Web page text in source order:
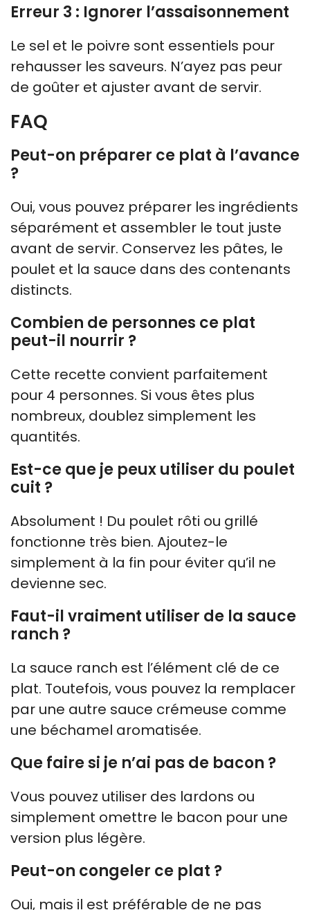
Erreur 3 : Ignorer l’assaisonnement
Le sel et le poivre sont essentiels pour
rehausser les saveurs. N’ayez pas peur
de goûter et ajuster avant de servir.
FAQ
Peut-on préparer ce plat à l’avance
?
Oui, vous pouvez préparer les ingrédients
séparément et assembler le tout juste
avant de servir. Conservez les pâtes, le
poulet et la sauce dans des contenants
distincts.
Combien de personnes ce plat
peut-il nourrir ?
Cette recette convient parfaitement
pour 4 personnes. Si vous êtes plus
nombreux, doublez simplement les
quantités.
Est-ce que je peux utiliser du poulet
cuit ?
Absolument ! Du poulet rôti ou grillé
fonctionne très bien. Ajoutez-le
simplement à la fin pour éviter qu’il ne
devienne sec.
Faut-il vraiment utiliser de la sauce
ranch ?
La sauce ranch est l’élément clé de ce
plat. Toutefois, vous pouvez la remplacer
par une autre sauce crémeuse comme
une béchamel aromatisée.
Que faire si je n’ai pas de bacon ?
Vous pouvez utiliser des lardons ou
simplement omettre le bacon pour une
version plus légère.
Peut-on congeler ce plat ?
Oui, mais il est préférable de ne pas